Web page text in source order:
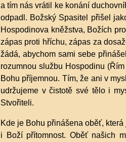
a tím nás vrátil ke konání
odpadl. Božský Spasitel přišel
Hospodinova kněžstva, Božích
zápas proti hříchu, zápas za
žádá, abychom sami sebe
rozumnou službu Hospodinu
Bohu příjemnou. Tím, že ani v
udržujeme v čistotě své tělo i
Stvořiteli.
Kde je Bohu přinášena oběť,
i Boží přítomnost. Oběť našich